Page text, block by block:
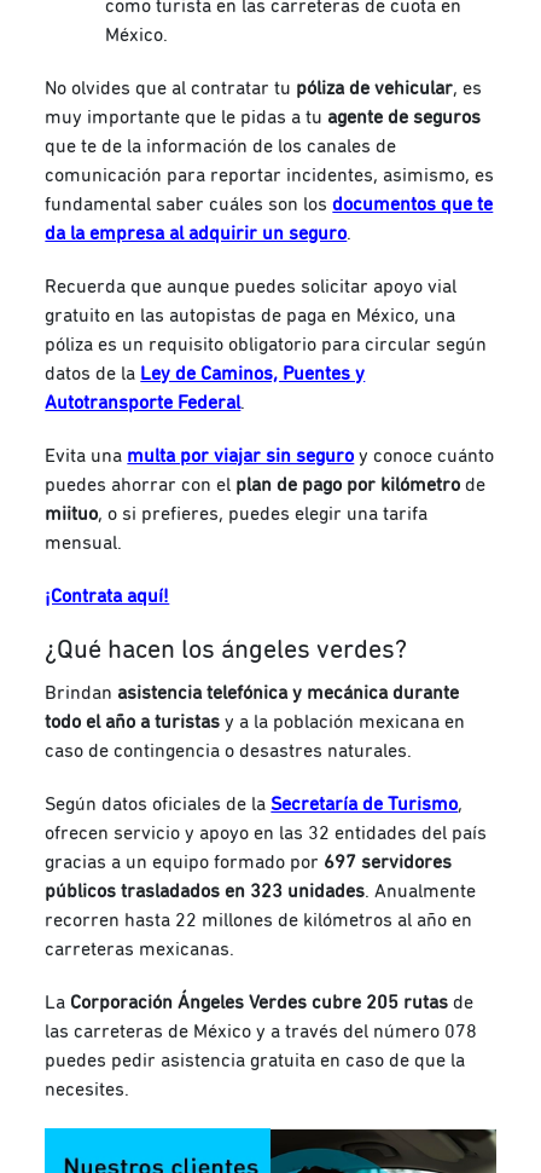
como turista en las carreteras de cuota en
México.
No olvides que al contratar tu póliza de vehicular, es
muy importante que le pidas a tu agente de seguros
que te de la información de los canales de
comunicación para reportar incidentes, asimismo, es
fundamental saber cuáles son losdocumentos que te
da la empresa al adquirir un seguro.
Recuerda que aunque puedes solicitar apoyo vial
gratuito en las autopistas de paga en México, una
póliza es un requisito obligatorio para circular según
datos de la Ley de Caminos, Puentes y
Autotransporte Federal.
Evita una multa por viajar sin seguro y conoce cuánto
puedes ahorrar con el plan de pago por kilómetro de
miituo, o si prefieres, puedes elegir una tarifa
mensual.
¡Contrata aquí!
¿Qué hacen los ángeles verdes?
Brindan asistencia telefónica y mecánica durante
todo el año a turistas y a la población mexicana en
caso de contingencia o desastres naturales.
Según datos oficiales de la Secretaría de Turismo,
ofrecen servicio y apoyo en las 32 entidades del país
gracias a un equipo formado por 697 servidores
públicos trasladados en 323 unidades. Anualmente
recorren hasta 22 millones de kilómetros al año en
carreteras mexicanas.
La Corporación Ángeles Verdes cubre 205 rutasde
las carreteras de México y a través del número 078
puedes pedir asistencia gratuita en caso de que la
necesites.